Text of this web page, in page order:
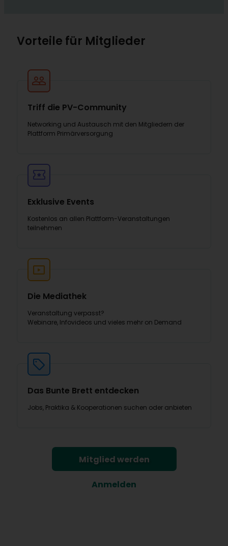
Vorteile für Mitglieder
Triff die PV-Community
Networking und Austausch mit den Mitgliedern der
Plattform Primärversorgung
Exklusive Events
Kostenlos an allen Plattform-Veranstaltungen
teilnehmen
Die Mediathek
Veranstaltung verpasst?
Webinare, Infovideos und vieles mehr on Demand
Das Bunte Brett entdecken
Jobs, Praktika & Kooperationen suchen oder anbieten
Mitglied werden
Anmelden